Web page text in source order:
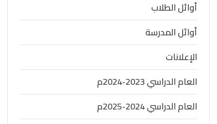
أوائل الطلاب
أوائل المدرسة
الإعلانات
العام الدراسي 2023-2024م
العام الدراسي 2024-2025م